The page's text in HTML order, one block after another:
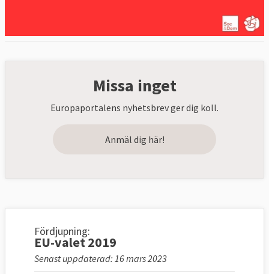
Missa inget
Europaportalens nyhetsbrev ger dig koll.
Anmäl dig här!
Fördjupning:
EU-valet 2019
Senast uppdaterad: 16 mars 2023